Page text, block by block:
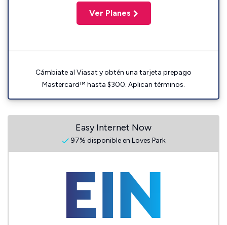
Ver Planes
Cámbiate al Viasat y obtén una tarjeta prepago
Mastercard™ hasta $300. Aplican términos.
Easy Internet Now
97% disponible en Loves Park